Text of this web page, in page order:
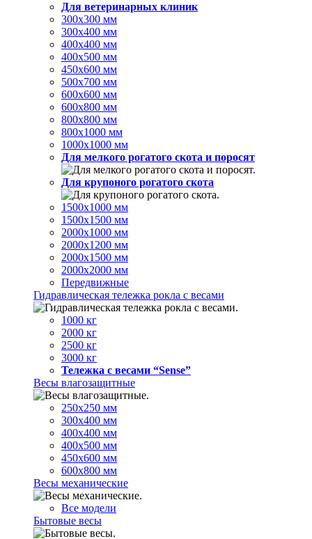
Для ветеринарных клиник
300х300 мм
300х400 мм
400х400 мм
400х500 мм
450х600 мм
500х700 мм
600х600 мм
600х800 мм
800х800 мм
800х1000 мм
1000х1000 мм
Для мелкого рогатого скота и поросят
Для крупоного рогатого скота
1500х1000 мм
1500х1500 мм
2000х1000 мм
2000х1200 мм
2000х1500 мм
2000х2000 мм
Передвижные
Гидравлическая тележка рокла с весами
1000 кг
2000 кг
2500 кг
3000 кг
Тележка с весами “Sense”
Весы влагозащитные
250х250 мм
300х400 мм
400х400 мм
400х500 мм
450х600 мм
600х800 мм
Весы механические
Все модели
Бытовые весы